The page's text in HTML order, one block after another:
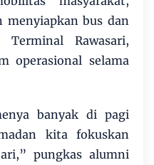
menyiapkan bus dan
Rawasari,
operasional selama
banyak di pagi
kita fokuskan
pungkas alumni